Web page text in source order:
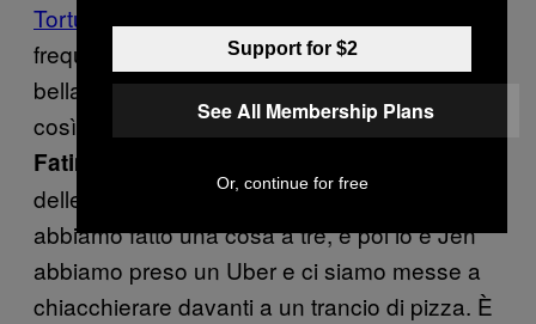
Torture Garden
frequentavo, e ho notato Fatima. Era molto
bella, e ho detto a lui, “Lei è troppo per me,”
così è stato lui ad avvicinarsi a lei.
Fatima, 25 anni
delle stanze. Solo dopo lei ci ha raggiunto e
abbiamo fatto una cosa a tre, e poi io e Jen
abbiamo preso un Uber e ci siamo messe a
chiacchierare davanti a un trancio di pizza. È
Support for $2
See All Membership Plans
Or, continue for free